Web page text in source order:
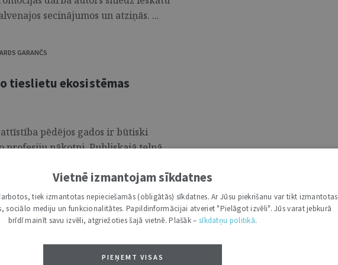
secinājumos un atziņās. ...
GARANČS
tieslietu ekosistēmas
pēdējos gados ir būtiski
profesiju nākotni. Publiskajā telpā
MI risinājumi tuvākajā laikā varētu
pieprasījumu pēc juridiskajiem
pētījumi liecina par pretēju
aptauja rāda, ka aptuveni 73 % juristu
savukārt 65 % advokātu biroju
MI tuvāko piecu gadu laikā
ka jautājums nav par to, vai MI
Vietnē izmantojam sīkdatnes
tiek izmantotas nepieciešamās (obligātās) sīkdatnes. Ar Jūsu piekrišanu var tikt izmantotas
sociālo mediju un funkcionalitātes. Papildinformācijai atveriet "Pielāgot izvēli". Jūs varat jebkurā
brīdī mainīt savu izvēli, atgriežoties šajā vietnē. Plašāk – sīkdatņu politikā.
PIEŅEMT VISAS